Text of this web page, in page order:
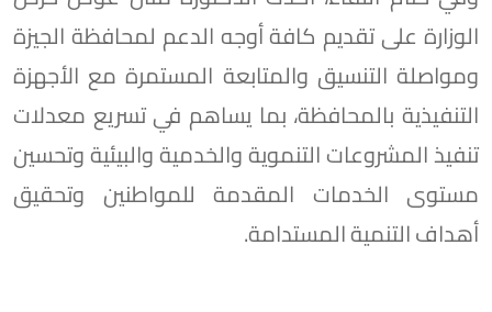
الوزارة على تقديم كافة أوجه الدعم لمحافظة الجيزة
ومواصلة التنسيق والمتابعة المستمرة مع الأجهزة
التنفيذية بالمحافظة، بما يساهم في تسريع معدلات
تنفيذ المشروعات التنموية والخدمية والبيئية وتحسين
مستوى الخدمات المقدمة للمواطنين وتحقيق
أهداف التنمية المستدامة.